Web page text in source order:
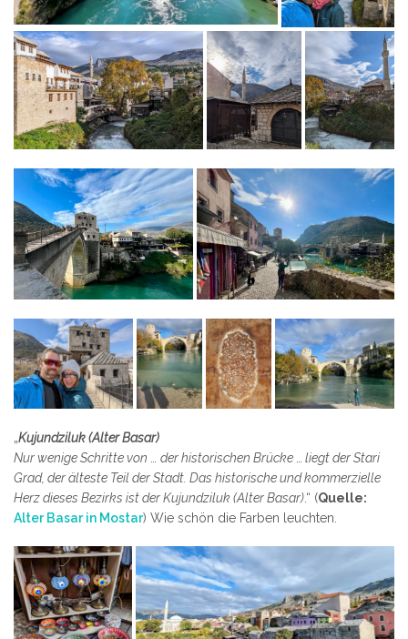
„Kujundziluk (Alter Basar)
Nur wenige Schritte von
der historischen Brücke
liegt der Stari
Grad, der älteste Teil der Stadt. Das historische und kommerzielle
Herz dieses Bezirks ist der Kujundziluk (Alter Basar).“ (Quelle:
Alter Basar in Mostar) Wie schön die Farben leuchten.